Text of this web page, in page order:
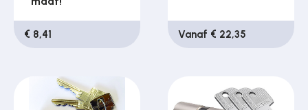
€ 8,41 Vanaf € 22,35